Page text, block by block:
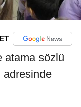
atama sözlü
adresinde